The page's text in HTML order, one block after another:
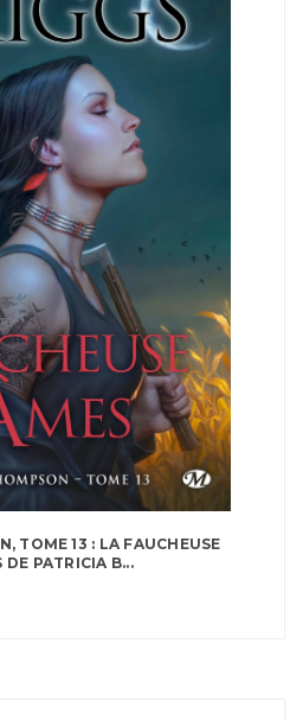
TOME 13 : LA FAUCHEUSE
DE PATRICIA B...